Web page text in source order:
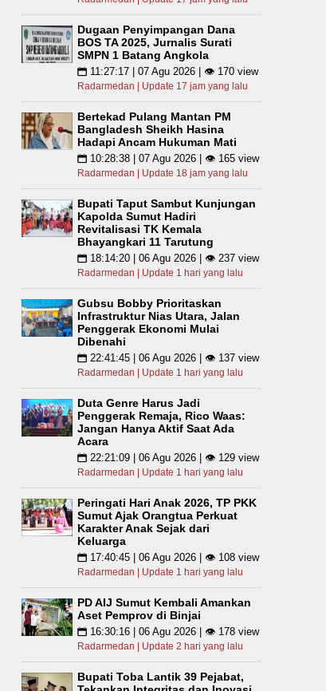
Dugaan Penyimpangan Dana
BOS TA 2025, Jurnalis Surati
SMPN 1 Batang Angkola
📅 11:27:17 | 07 Agu 2026 | 👁 170 view
Radarmedan | Update 17 jam yang lalu
Bertekad Pulang Mantan PM
Bangladesh Sheikh Hasina
Hadapi Ancam Hukuman Mati
📅 10:28:38 | 07 Agu 2026 | 👁 165 view
Radarmedan | Update 18 jam yang lalu
Bupati Taput Sambut Kunjungan
Kapolda Sumut Hadiri
Revitalisasi TK Kemala
Bhayangkari 11 Tarutung
📅 18:14:20 | 06 Agu 2026 | 👁 237 view
Radarmedan | Update 1 hari yang lalu
Gubsu Bobby Prioritaskan
Infrastruktur Nias Utara, Jalan
Penggerak Ekonomi Mulai
Dibenahi
📅 22:41:45 | 06 Agu 2026 | 👁 137 view
Radarmedan | Update 1 hari yang lalu
Duta Genre Harus Jadi
Penggerak Remaja, Rico Waas:
Jangan Hanya Aktif Saat Ada
Acara
📅 22:21:09 | 06 Agu 2026 | 👁 129 view
Radarmedan | Update 1 hari yang lalu
Peringati Hari Anak 2026, TP PKK
Sumut Ajak Orangtua Perkuat
Karakter Anak Sejak dari
Keluarga
📅 17:40:45 | 06 Agu 2026 | 👁 108 view
Radarmedan | Update 1 hari yang lalu
PD AIJ Sumut Kembali Amankan
Aset Pemprov di Binjai
📅 16:30:16 | 06 Agu 2026 | 👁 178 view
Radarmedan | Update 2 hari yang lalu
Bupati Toba Lantik 39 Pejabat,